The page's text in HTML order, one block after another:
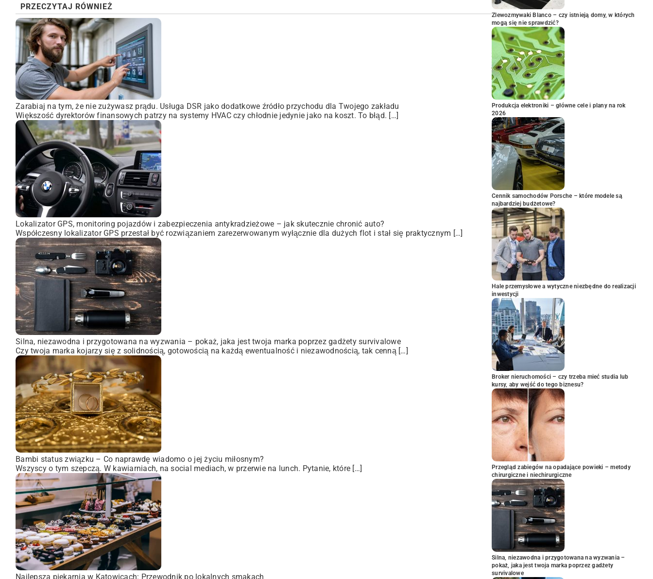
PRZECZYTAJ RÓWNIEŻ
Zarabiaj na tym, że nie zużywasz prądu. Usługa DSR jako dodatkowe źródło przychodu dla Twojego zakładu
Większość dyrektorów finansowych patrzy na systemy HVAC czy chłodnie jedynie jako na koszt. To błąd. […]
Lokalizator GPS, monitoring pojazdów i zabezpieczenia antykradzieżowe – jak skutecznie chronić auto?
Współczesny lokalizator GPS przestał być rozwiązaniem zarezerwowanym wyłącznie dla dużych flot i stał się praktycznym […]
Silna, niezawodna i przygotowana na wyzwania – pokaż, jaka jest twoja marka poprzez gadżety survivalowe
Czy twoja marka kojarzy się z solidnością, gotowością na każdą ewentualność i niezawodnością, tak cenną […]
Bambi status związku – Co naprawdę wiadomo o jej życiu miłosnym?
Wszyscy o tym szepczą. W kawiarniach, na social mediach, w przerwie na lunch. Pytanie, które […]
Najlepsza piekarnia w Katowicach: Przewodnik po lokalnych smakach
Zlewozmywaki Blanco – czy istnieją domy, w których
mogą się nie sprawdzić?
Produkcja elektroniki – główne cele i plany na rok
2026
Cennik samochodów Porsche – które modele są
najbardziej budżetowe?
Hale przemysłowe a wytyczne niezbędne do realizacji
inwestycji
Broker nieruchomości – czy trzeba mieć studia lub
kursy, aby wejść do tego biznesu?
Przegląd zabiegów na opadające powieki – metody
chirurgiczne i niechirurgiczne
Silna, niezawodna i przygotowana na wyzwania –
pokaż, jaka jest twoja marka poprzez gadżety
survivalowe